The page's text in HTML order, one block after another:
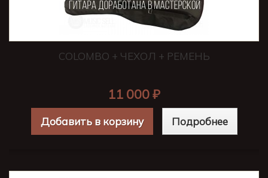
COLOMBO + ЧЕХОЛ + РЕМЕНЬ
11 000 ₽
Добавить в корзину Подробнее